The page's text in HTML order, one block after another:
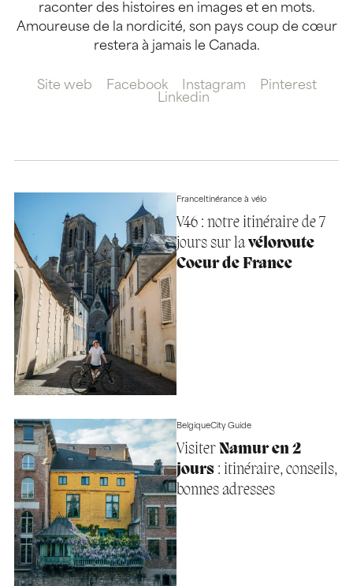
raconter des histoires en images et en mots.
Amoureuse de la nordicité, son pays coup de cœur
restera à jamais le Canada.
Site web Facebook Instagram
Pinterest
Linkedin
FranceItinérance à vélo
V46 : notre itinéraire de 7
jours sur lavéloroute
Coeur de France
BelgiqueCity Guide
Visiter Namur en 2
jours: itinéraire, conseils,
bonnes adresses